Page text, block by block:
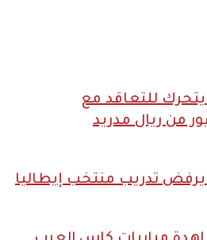
للتعاقد مع
من ريال مدريد
يرفض تدريب منتخب إيطاليا